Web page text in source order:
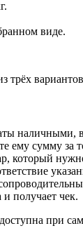
виде.
трёх
наличными,
ему сумму за
который
получает чек.
при